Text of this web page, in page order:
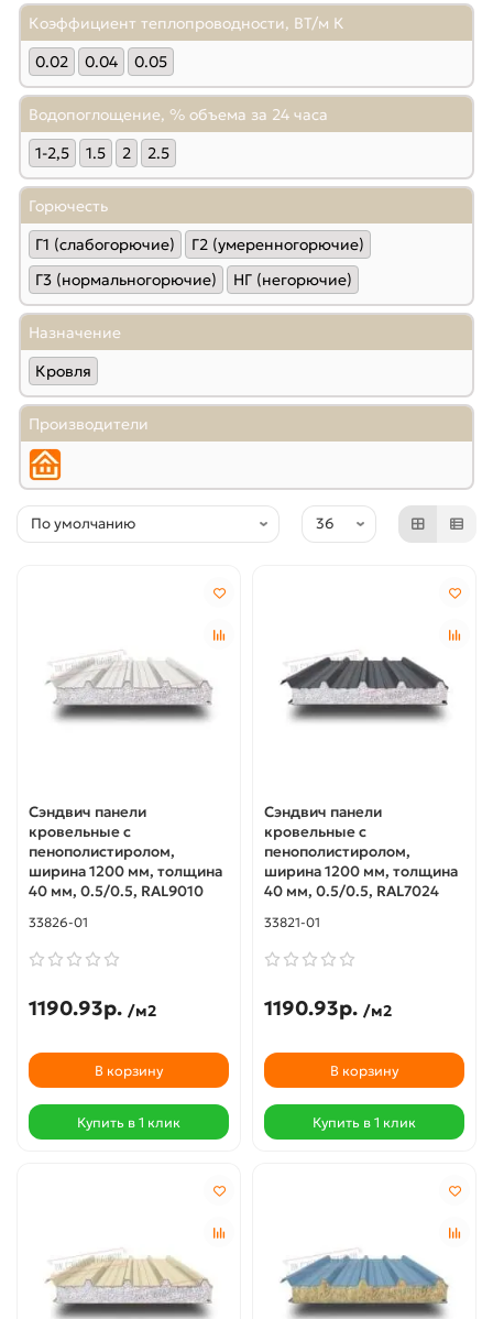
Коэффициент теплопроводности, ВТ/м К
0.02
0.04 0.05
Водопоглощение, % объема за 24 часа
1-2,5
1.5 2 2.5
Горючесть
Г1 (слабогорючие)
Г2 (умеренногорючие)
Г3 (нормальногорючие)
НГ (негорючие)
Назначение
Кровля
Производители
Сэндвич панели
кровельные с
пенополистиролом,
ширина 1200 мм, толщина
40 мм, 0.5/0.5, RAL9010
33826-01
1190.93р. /м2
В корзину
Купить в 1 клик
Сэндвич панели
кровельные с
пенополистиролом,
ширина 1200 мм, толщина
40 мм, 0.5/0.5, RAL7024
33821-01
1190.93р. /м2
В корзину
Купить в 1 клик